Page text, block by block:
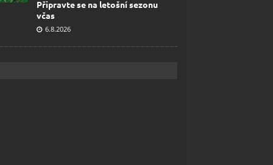
Připravte se na letošní sezonu
včas
6.8.2026